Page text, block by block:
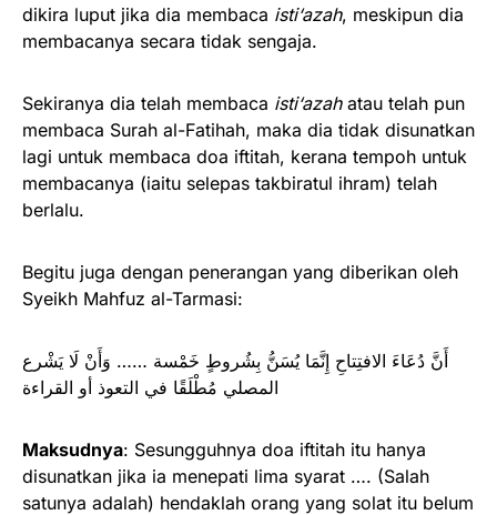
dikira luput jika dia membaca isti‘azah, meskipun dia
membacanya secara tidak sengaja.
Sekiranya dia telah membaca isti‘azahatau telah pun
membaca Surah al-Fatihah, maka dia tidak disunatkan
lagi untuk membaca doa iftitah, kerana tempoh untuk
membacanya (iaitu selepas takbiratul ihram) telah
berlalu.
Begitu juga dengan penerangan yang diberikan oleh
Syeikh Mahfuz al-Tarmasi:
أَنَّ دُعَاءَ الافتِتاحِ إِنَّمَا يُسَنُّ بِشُروطٍ خَمْسة …… وَأَنْ لَا يَشْرع
المصلي مُطْلَقًا في التعوذ أو القراءة
Maksudnya: Sesungguhnya doa iftitah itu hanya
disunatkan jika ia menepati lima syarat …. (Salah
satunya adalah) hendaklah orang yang solat itu belum